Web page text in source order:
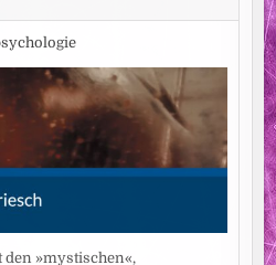
den »mystischen«,